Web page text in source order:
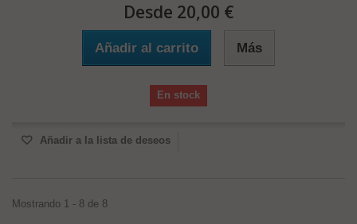
Desde 20,00 €
Añadir al carrito Más
En stock
Añadir a la lista de deseos
Mostrando 1 - 8 de 8